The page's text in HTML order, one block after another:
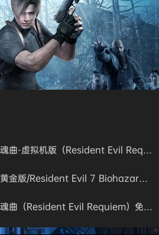
生化危机9：安魂曲-虚拟机版（Resident Evil Requiem HYPERVISOR）免安装中文版
《生化危机7：黄金版/Resident Evil 7 Biohazard》免安装中文版
生化危机9：安魂曲（Resident Evil Requiem）免安装中文版